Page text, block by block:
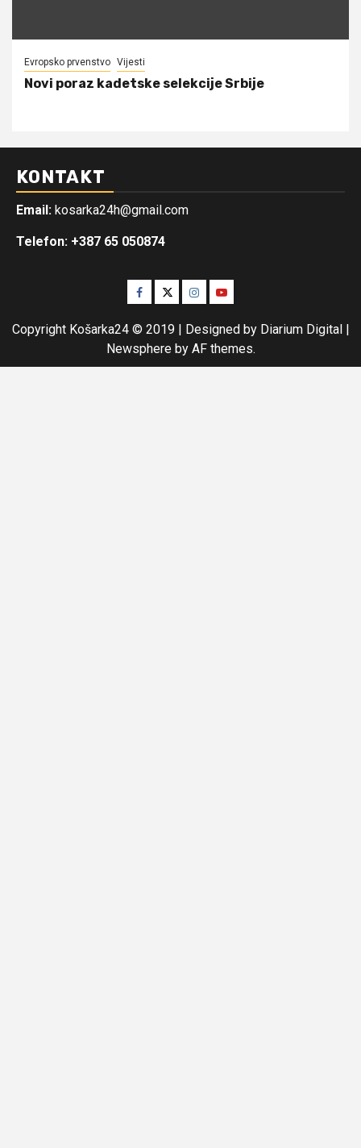
Evropsko prvenstvo Vijesti
Novi poraz kadetske selekcije Srbije
KONTAKT
Email: kosarka24h@gmail.com
Telefon: +387 65 050874
Facebook
TwitterInstagram
Youtube
Copyright Košarka24 © 2019 | Designed by Diarium Digital |
Newsphereby AF themes.